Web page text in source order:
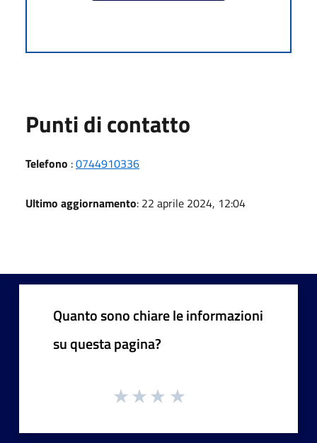
Punti di contatto
Telefono :0744910336
Ultimo aggiornamento: 22 aprile 2024, 12:04
Quanto sono chiare le informazioni
su questa pagina?